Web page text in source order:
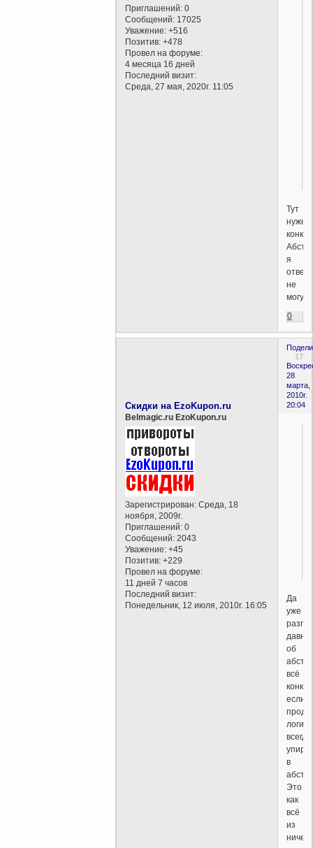
Приглашений: 0
Сообщений: 17025
Уважение: +516
Позитив: +478
Провел на форуме:
4 месяца 16 дней
Последний визит:
Среда, 27 мая, 2020г. 11:05
Тут
нужна
я
не
могу.
0
17
28
марта,
2010г.
20:04
Скидки на EzoKupon.ru
Belmagic.ru EzoKupon.ru
Зарегистрирован: Среда, 18
ноября, 2009г.
Приглашений: 0
Сообщений: 2043
Уважение: +45
Позитив: +229
Провел на форуме:
11 дней 7 часов
Последний визит:
Понедельник, 12 июля, 2010г. 16:05
Да
уже
давно
об
всё
если
логику,
всегда
в
Это
как
всё
из